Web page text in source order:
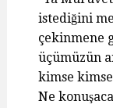
istediğini
çekinmene
üçümüzün
kimse
Ne